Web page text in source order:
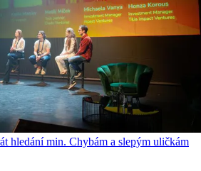
hledání min. Chybám a slepým uličkám